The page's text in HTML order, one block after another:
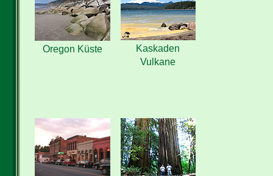
Oregon Küste
Kaskaden
Vulkane